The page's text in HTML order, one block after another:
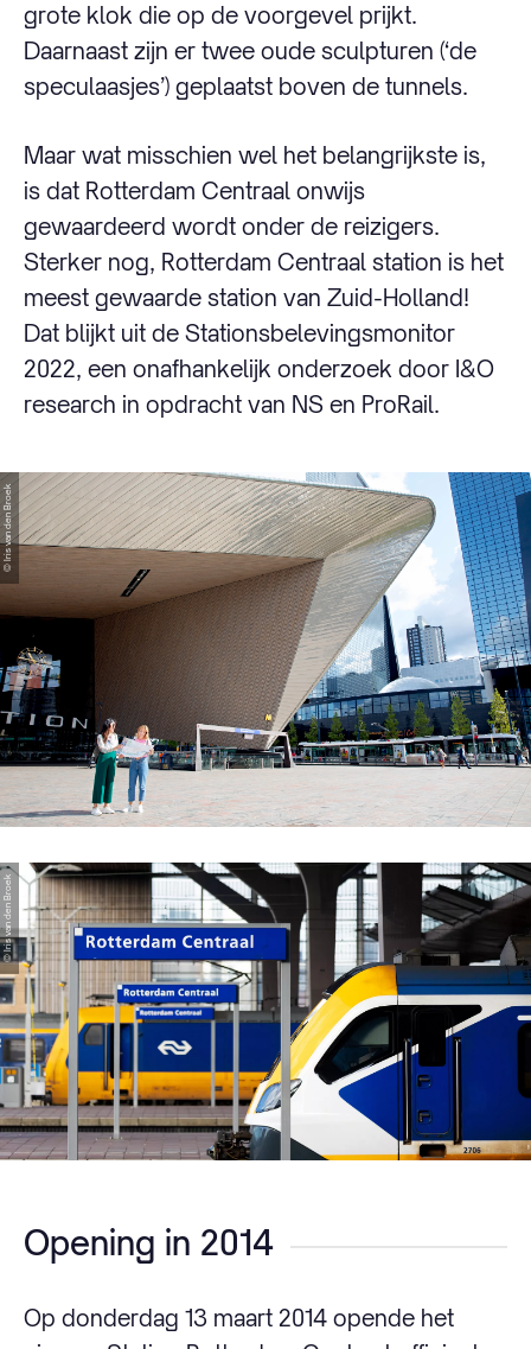
grote klok die op de voorgevel prijkt.
Daarnaast zijn er twee oude sculpturen (‘de
speculaasjes’) geplaatst boven de tunnels.
Maar wat misschien wel het belangrijkste is,
is dat Rotterdam Centraal onwijs
gewaardeerd wordt onder de reizigers.
Sterker nog, Rotterdam Centraal station is het
meest gewaarde station van Zuid-Holland!
Dat blijkt uit de Stationsbelevingsmonitor
2022, een onafhankelijk onderzoek door I&O
research in opdracht van NS en ProRail.
© Iris van den Broek
© Iris van den Broek
Opening in 2014
Op donderdag 13 maart 2014 opende het